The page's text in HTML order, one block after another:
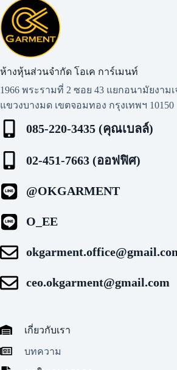
ห้างหุ้นส่วนจำกัด โอเค การ์เมนท์​
1966 พระรามที่ 2 ซอย 43 แยกอนามัยงาม
แขวงบางมด เขตจอมทอง กรุงเทพฯ 10150
085-220-3435 (คุณเบลล์)
02-451-7663 (ออฟฟิศ)
@OKGARMENT
O_EE
ceo.okgarment@gmail.com
เกี่ยวกับเรา
บทความ